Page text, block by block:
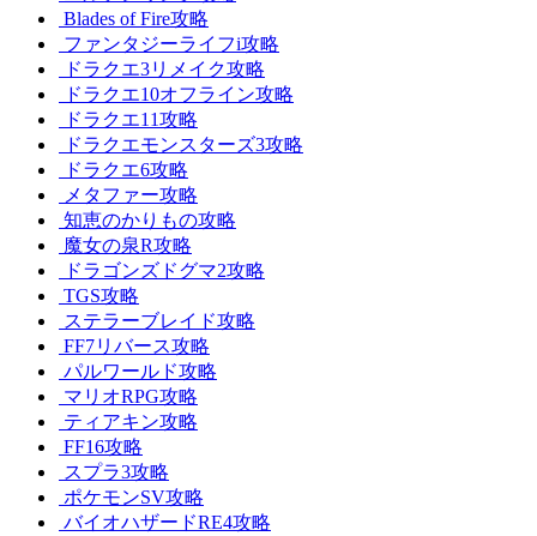
Blades of Fire攻略
ファンタジーライフi攻略
ドラクエ3リメイク攻略
ドラクエ10オフライン攻略
ドラクエ11攻略
ドラクエモンスターズ3攻略
ドラクエ6攻略
メタファー攻略
知恵のかりもの攻略
魔女の泉R攻略
ドラゴンズドグマ2攻略
TGS攻略
ステラーブレイド攻略
FF7リバース攻略
パルワールド攻略
マリオRPG攻略
ティアキン攻略
FF16攻略
スプラ3攻略
ポケモンSV攻略
バイオハザードRE4攻略